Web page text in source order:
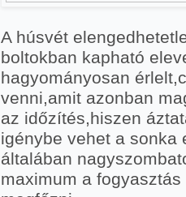
A húsvét
boltokban kapható
hagyományosan
venni,amit azonban
az időzítés,hiszen
igénybe vehet a sonka
általában
maximum a